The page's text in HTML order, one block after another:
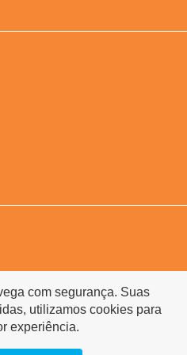
com segurança. Suas
utilizamos cookies para
experiência.